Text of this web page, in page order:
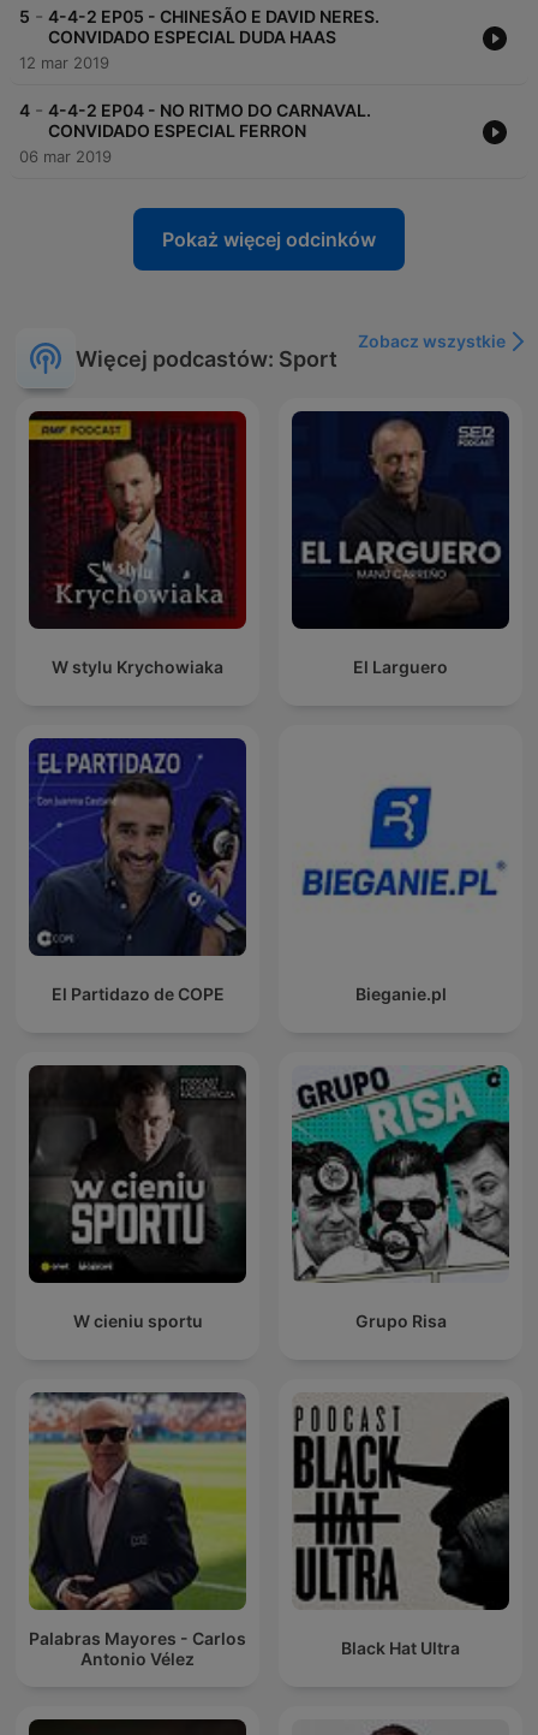
5 - 4-4-2 EP05 - CHINESÃO E DAVID NERES.
CONVIDADO ESPECIAL DUDA HAAS
12 mar 2019
4 - 4-4-2 EP04 - NO RITMO DO CARNAVAL.
CONVIDADO ESPECIAL FERRON
06 mar 2019
Pokaż więcej odcinków
Więcej podcastów: Sport
Zobacz wszystkie
W stylu Krychowiaka El Larguero
El Partidazo de COPE Bieganie.pl
W cieniu sportu Grupo Risa
Palabras Mayores - Carlos
Antonio Vélez
Black Hat Ultra